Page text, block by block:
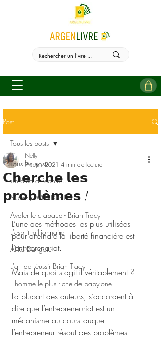
Post
Tous les posts
Un pied à l'école...
Sudehy - MINDSET
Avaler le crapaud - Brian Tracy
L'esprit millionnaire
Aliko Dangote
L'art de réussir Brian Tracy
L homme le plus riche de babylone
Tous les posts
𝗖𝗵𝗲𝗿𝗰𝗵𝗲 𝗹𝗲𝘀
𝗽𝗿𝗼𝗯𝗹𝗲̀𝗺𝗲𝘀 !
Nelly
7 sept. 2021 4 min de lecture
L’une des méthodes les plus utilisées
pour atteindre la liberté financière est
l’entreprenariat.
Mais de quoi s'agit-il véritablement ?
La plupart des auteurs, s’accordent à
dire que l’entrepreneuriat est un
mécanisme au cours duquel
l’entrepreneur résout des problèmes